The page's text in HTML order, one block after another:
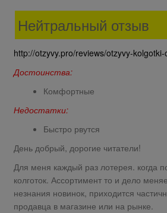
Нейтральный отзыв
http://otzyvy.pro/reviews/otzyvy-
Достоинства:
Комфортные
Недостатки:
Быстро рвутся
День добрый, дорогие читатели!
Для меня каждый раз лотерея. когда
колготок. Ассортимент то и дело
незнания новинок, приходится
продавца в магазине или на рынке.